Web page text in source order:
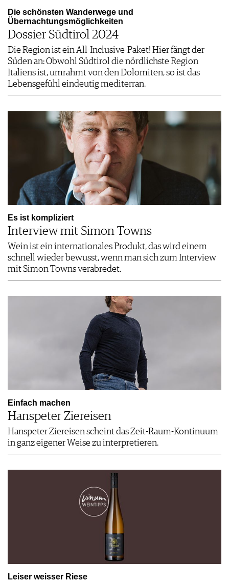
Die schönsten Wanderwege und
Übernachtungsmöglichkeiten
Dossier Südtirol 2024
Die Region ist ein All-Inclusive-Paket! Hier fängt der
Süden an: Obwohl Südtirol die nördlichste Region
Italiens ist, umrahmt von den Dolomiten, so ist das
Lebensgefühl eindeutig mediterran.
Es ist kompliziert
Interview mit Simon Towns
Wein ist ein internationales Produkt, das wird einem
schnell wieder bewusst, wenn man sich zum Interview
mit Simon Towns verabredet.
Einfach machen
Hanspeter Ziereisen
Hanspeter Ziereisen scheint das Zeit-Raum-Kontinuum
in ganz eigener Weise zu interpretieren.
Leiser weisser Riese